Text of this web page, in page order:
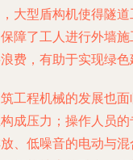
大型盾构机使得隧
障了工人进行外墙
费，有助于实现绿色
工程机械的发展也
成压力；操作人员
、低噪音的电动与